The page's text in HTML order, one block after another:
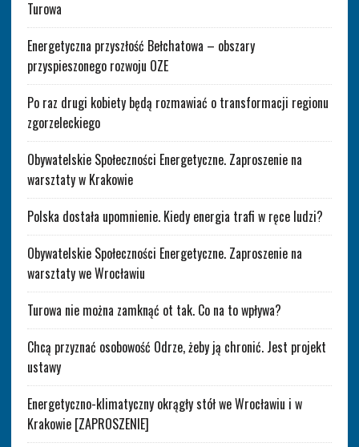
Turowa
Energetyczna przyszłość Bełchatowa – obszary
przyspieszonego rozwoju OZE
Po raz drugi kobiety będą rozmawiać o transformacji regionu
zgorzeleckiego
Obywatelskie Społeczności Energetyczne. Zaproszenie na
warsztaty w Krakowie
Polska dostała upomnienie. Kiedy energia trafi w ręce ludzi?
Obywatelskie Społeczności Energetyczne. Zaproszenie na
warsztaty we Wrocławiu
Turowa nie można zamknąć ot tak. Co na to wpływa?
Chcą przyznać osobowość Odrze, żeby ją chronić. Jest projekt
ustawy
Energetyczno-klimatyczny okrągły stół we Wrocławiu i w
Krakowie [ZAPROSZENIE]